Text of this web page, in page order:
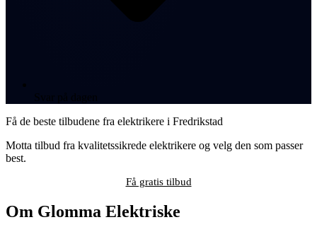
Få de beste tilbudene fra elektrikere i Fredrikstad
Motta tilbud fra kvalitetssikrede elektrikere og velg den som passer
best.
Få gratis tilbud
Om Glomma Elektriske